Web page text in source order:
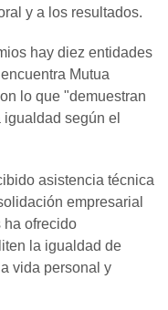
y a los resultados.
hay diez entidades
Mutua
lo que "demuestran
según el
asistencia técnica
empresarial
ha ofrecido
la igualdad de
vida personal y